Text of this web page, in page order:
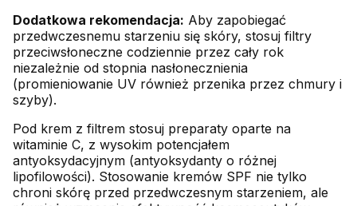
Dodatkowa rekomendacja: Aby zapobiegać
przedwczesnemu starzeniu się skóry, stosuj filtry
przeciwsłoneczne codziennie przez cały rok
niezależnie od stopnia nasłonecznienia
(promieniowanie UV również przenika przez chmury i
szyby).
Pod krem z filtrem stosuj preparaty oparte na
witaminie C, z wysokim potencjałem
antyoksydacyjnym (antyoksydanty o różnej
lipofilowości). Stosowanie kremów SPF nie tylko
chroni skórę przed przedwczesnym starzeniem, ale